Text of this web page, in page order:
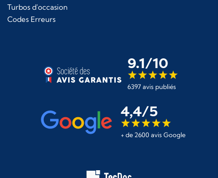
Turbos d'occasion
Codes Erreurs
9.1/10
6397 avis publiés
4,4/5
+ de 2600 avis Google